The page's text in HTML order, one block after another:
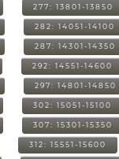
277: 13801-13850
282: 14051-14100
287: 14301-14350
292: 14551-14600
297: 14801-14850
302: 15051-15100
307: 15301-15350
312: 15551-15600